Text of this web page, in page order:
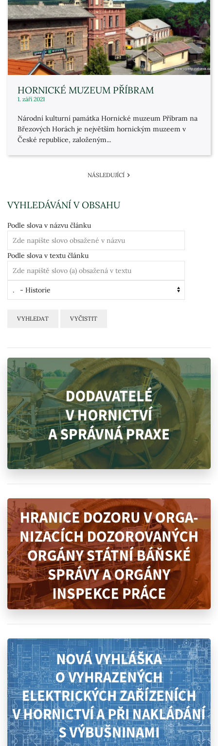
HORNICKÉ MUZEUM PŘÍBRAM
1. září 2021
Národní kulturní památka Hornické muzeum Příbram na
Březových Horách je největším hornickým muzeem v
České republice, založeným...
NÁSLEDUJÍCÍ
VYHLEDÁVÁNÍ V OBSAHU
Podle slova v názvu článku
Podle slova v textu článku
VYHLEDAT VYČISTIT